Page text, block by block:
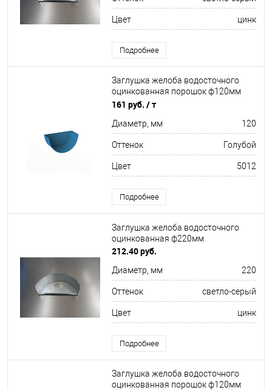
Цвет цинк
Подробнее
Заглушка желоба водосточного
оцинкованная порошок ф120мм
RAL 5012
161 руб. / т
Диаметр, мм 120
Оттенок Голубой
Цвет 5012
Подробнее
Заглушка желоба водосточного
оцинкованная ф220мм
212.40 руб.
Диаметр, мм 220
Оттенок светло-серый
Цвет цинк
Подробнее
Заглушка желоба водосточного
оцинкованная порошок ф120мм